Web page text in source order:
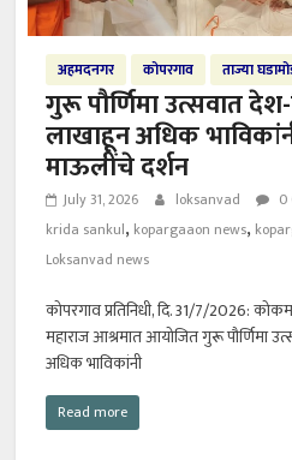
अहमदनगर कोपरगाव ताज्या
गुरू पौर्णिमा उत्सवात
लाखाहून अधिक
माऊलींचे दर्शन
July 31, 2026 loksanvad 0
krida sankul, kopargaaon news,
Loksanvad news
कोपरगाव प्रतिनिधी, दि. 31/7/2026:
महाराज आश्रमात आयोजित गुरू पौर्णिमा
अधिक भाविकांनी
Read more